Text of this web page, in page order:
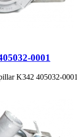
0001
K342 405032-0001